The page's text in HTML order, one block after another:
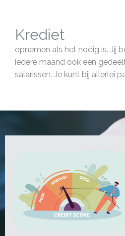
Krediet
opnemen als het nodig is. Jij
iedere maand ook een
salarissen. Je kunt bij allerlei